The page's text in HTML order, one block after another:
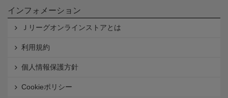
インフォメーション
Ｊリーグオンラインストアとは
利用規約
個人情報保護方針
Cookieポリシー